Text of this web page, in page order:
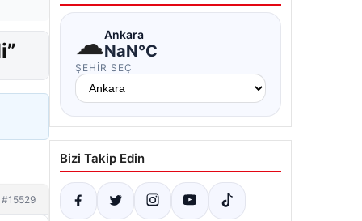
#15529
☁Ankara
NaN°C
ŞEHIR SEÇ
Bizi Takip Edin